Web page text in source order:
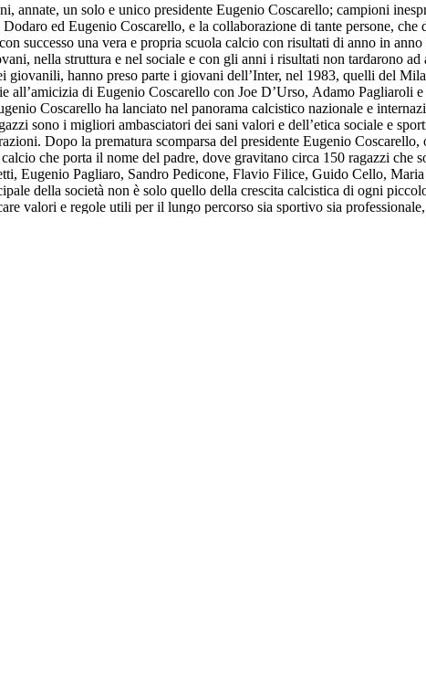
annate, un solo e unico presidente Eugenio Coscarello; campioni
ed Eugenio Coscarello, e la collaborazione di tante persone,
successo una vera e propria scuola calcio con risultati di anno in
nella struttura e nel sociale e con gli anni i risultati non tardarono
hanno preso parte i giovani dell’Inter, nel 1983, quelli del
all’amicizia di Eugenio Coscarello con Joe D’Urso, Adamo
Coscarello ha lanciato nel panorama calcistico nazionale e
sono i migliori ambasciatori dei sani valori e dell’etica sociale e
Dopo la prematura scomparsa del presidente Eugenio
che porta il nome del padre, dove gravitano circa 150 ragazzi che
Eugenio Pagliaro, Sandro Pedicone, Flavio Filice, Guido Cello,
della società non è solo quello della crescita calcistica di ogni
valori e regole utili per il lungo percorso sia sportivo sia
e la cultura del lavoro oltre allo spirito di sacrificio e la
uomini; l’ambiente familiare creato all’interno della società porta
di Castrolibero e partecipa a tutti i campionati giovanili organizzati da